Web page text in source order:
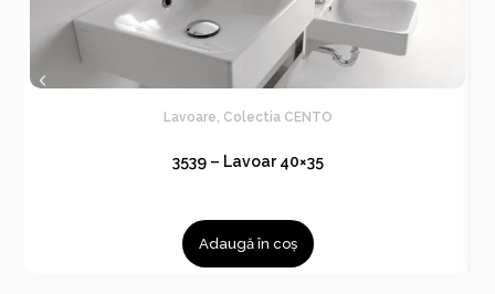
Lavoare Colectia CENTO
3539 – Lavoar 40×35
Adaugă în coș